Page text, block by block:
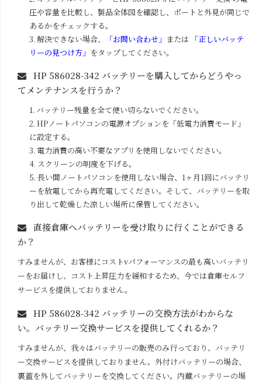
圧や容量を比較し、製品全体図を確認し、ポートと外見が同じで
あるかをチェックする。
3. 解決できない場合、
「お問い合わせ」 または
「正しいバッテ
リーの見つけ方」 をタップしてください。
HP 586028-342 バッテリーを購入してからどうやっ
てメンテナンスを行うか？
1. バッテリー残量を全て使い切らないでください。
2. HPノートパソコンの電源オプションを「低電力消費モード」
に設定する。
3. 電力消費の高い不要なアプリを使用しないでください。
4. スクリーンの明度を下げる。
5. 長い間ノートパソコンを使用しない場合、1ヶ月1回にバッテリ
ーを放電してから再充電してください。そして、バッテリーを取
り出して乾燥した涼しい場所に保管してください。
直接倉庫へバッテリーを受け取りに行くことができる
か？
すみませんが、お客様にコストvパフォーマンスの最も高いバッテリ
ーをお届けし、コスト上昇圧力を緩和するため、今では倉庫セルフ
サービスを提供しておりません。
HP 586028-342 バッテリーの交換方法がわからな
い。バッテリー交換サービスを提供してくれるか？
すみませんが、我々はバッテリーの販売のみ行っており、バッテリ
ー交換サービスを提供しておりません。外付けバッテリーの場合、
裏蓋を外してバッテリーを交換してください。内蔵バッテリーの場